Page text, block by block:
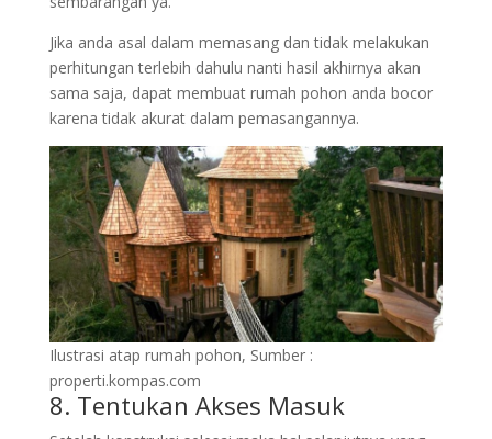
Jika anda asal dalam memasang dan tidak melakukan
perhitungan terlebih dahulu nanti hasil akhirnya akan
sama saja, dapat membuat rumah pohon anda bocor
karena tidak akurat dalam pemasangannya.
Ilustrasi atap rumah pohon, Sumber :
properti.kompas.com
8. Tentukan Akses Masuk